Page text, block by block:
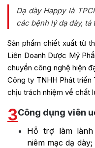
Dạ dày Happy là
các bệnh lý dạ dày,
Sản phẩm chiết xuất từ
Liên Doanh Dược Mỹ
chuyền công nghệ hiện
Công ty TNHH Phát triển
chịu trách nhiệm về chất
3Công dụng viên
Hỗ trợ làm
niêm mạc dạ